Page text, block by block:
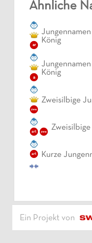
Ähnliche
ar
König
a
König
zwe
Zweisilbige
art zwe
art Kurze
Ein Projekt von